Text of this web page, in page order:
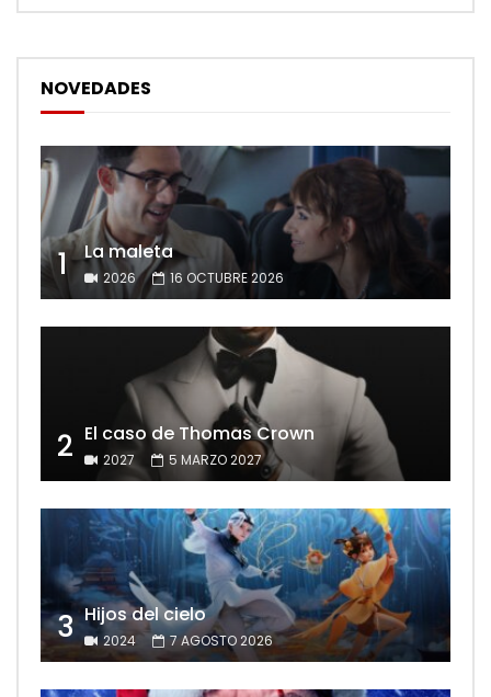
NOVEDADES
1 La maleta
2026 16 OCTUBRE 2026
2 El caso de Thomas Crown
2027 5 MARZO 2027
3 Hijos del cielo
2024 7 AGOSTO 2026